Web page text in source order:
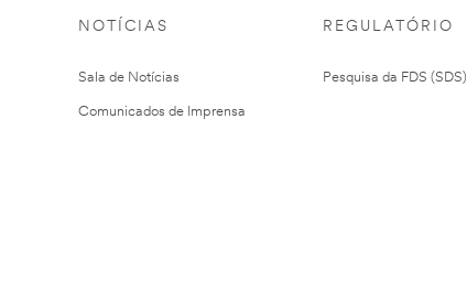
NOTÍCIAS
Sala de Notícias
Comunicados de Imprensa
REGULATÓRIO
Pesquisa da FDS (SDS)